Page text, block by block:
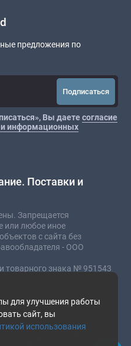
для улучшения работы
сайт, вы
использования
предложения по
Подписаться
Вы даетесогласие
информационных
Поставки и
Запрещается
или любое иное
с сайта без
- ООО
товарного знака № 951543
характер и не
от комплектации,
факторов.